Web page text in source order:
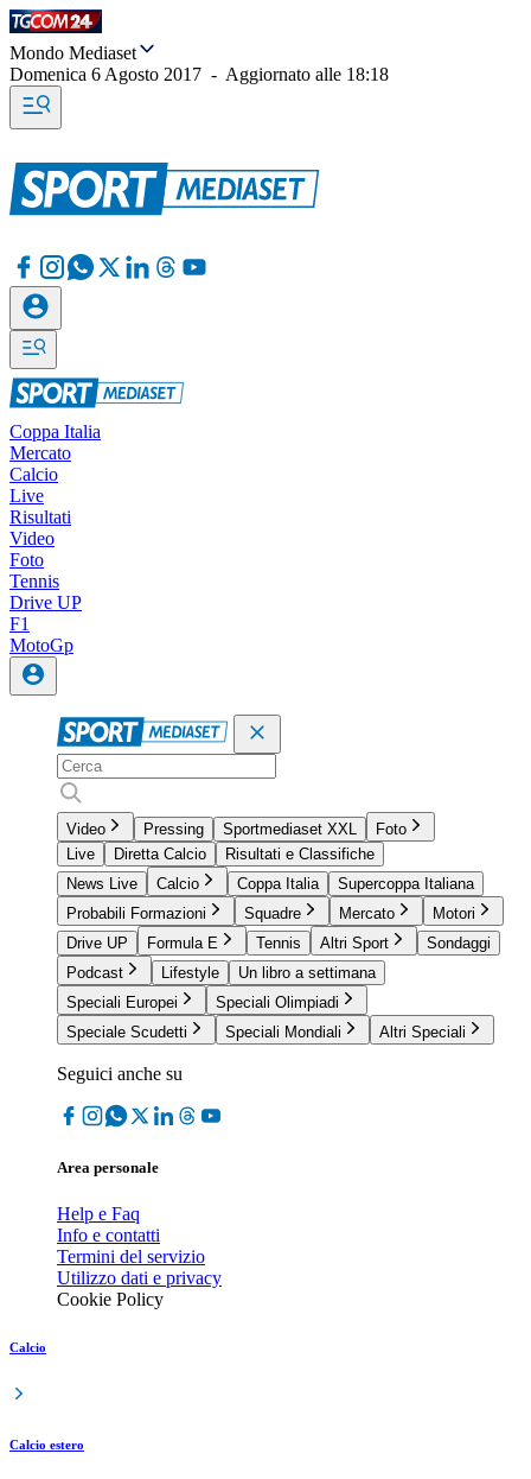
Mondo Mediaset
Domenica 6 Agosto 2017 - Aggiornato alle 18:18
Coppa Italia
Mercato
Calcio
Live
Risultati
Video
Foto
Tennis
Drive UP
F1
MotoGp
Video Pressing Sportmediaset XXL
Foto
Live
Diretta Calcio
Risultati e Classifiche
News Live
Calcio Coppa Italia
Supercoppa Italiana
Probabili Formazioni
Squadre Mercato
Motori
Drive UP
Formula E Tennis Altri Sport
Sondaggi
Podcast
Lifestyle
Un libro a settimana
Speciali Europei
Speciali Olimpiadi
Speciale Scudetti
Speciali Mondiali Altri Speciali
Seguici anche su
Area personale
Help e Faq
Info e contatti
Termini del servizio
Utilizzo dati e privacy
Cookie Policy
Calcio
Calcio estero